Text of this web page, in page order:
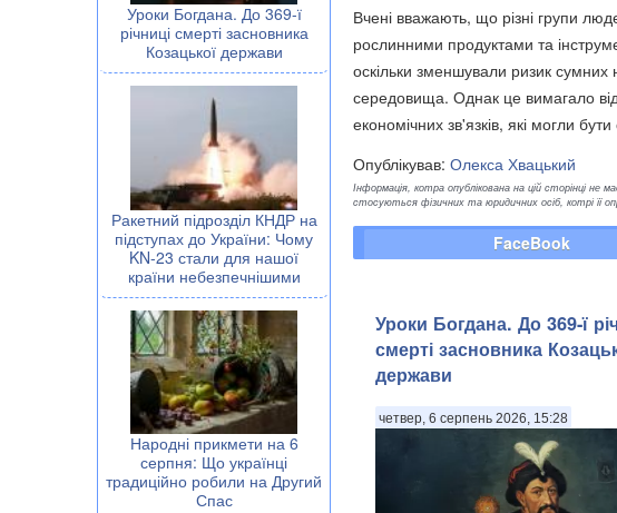
Уроки Богдана. До 369-ї
річниці смерті засновника
Козацької держави
Ракетний підрозділ КНДР на
підступах до України: Чому
KN-23 стали для нашої
країни небезпечнішими
Народні прикмети на 6
серпня: Що українці
традиційно робили на Другий
Спас
Вчені вважають, що різні групи
рослинними продуктами та
оскільки зменшували ризик сумних
середовища. Однак це вимагало
економічних зв'язків, які могли
Опублікував: Олекса Хвацький
Інформація, котра опублікована на цій сторінці не
стосуються фізичних та юридичних осіб, котрі її
FaceBook
Уроки Богдана. До 369-ї
смерті засновника
держави
четвер, 6 серпень 2026, 15:28